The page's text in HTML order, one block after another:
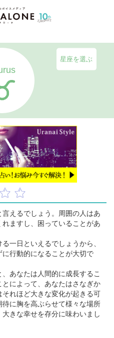
星座を選ぶ
えるでしょう。周囲の人はあ
ますし、困っていることがあ
一日といえるでしょうから、
行動的になることが大切で
あなたは人間的に成長するこ
によって、あなたはさなぎか
れほど大きな変化が起きる可
に胸を高ぶらせて様々な場所
きな幸せを存分に味わいまし